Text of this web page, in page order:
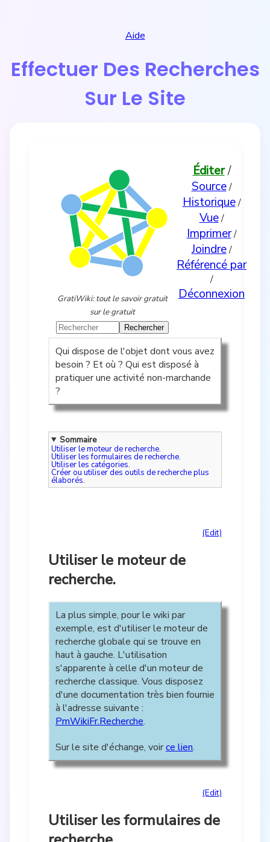
Aide
Effectuer Des Recherches
Sur Le Site
GratiWiki: tout le savoir gratuit
sur le gratuit
Éditer/
Source/
Historique/
Vue/
Imprimer/
Joindre/
Référencé par
/
Déconnexion
Qui dispose de l'objet dont vous avez
besoin ? Et où ? Qui est disposé à
pratiquer une activité non-marchande
?
Sommaire
Utiliser le moteur de recherche.
Utiliser les formulaires de recherche.
Utiliser les catégories.
Créer ou utiliser des outils de recherche plus
élaborés.
(Edit)
Utiliser le moteur de
recherche.
La plus simple, pour le wiki par
exemple, est d'utiliser le moteur de
recherche globale qui se trouve en
haut à gauche. L'utilisation
s'apparente à celle d'un moteur de
recherche classique. Vous disposez
d'une documentation très bien fournie
à l'adresse suivante :
PmWikiFr.Recherche.
Sur le site d'échange, voirce lien.
(Edit)
Utiliser les formulaires de